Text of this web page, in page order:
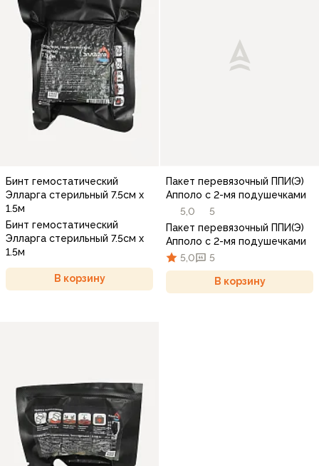
Бинт гемостатический
Элларга стерильный 7.5см х
1.5м
Бинт гемостатический
Элларга стерильный 7.5см х
1.5м
В корзину
Пакет перевязочный ППИ(Э)
Апполо с 2-мя подушечками
5,0
5
Пакет перевязочный ППИ(Э)
Апполо с 2-мя подушечками
5,0
5
В корзину